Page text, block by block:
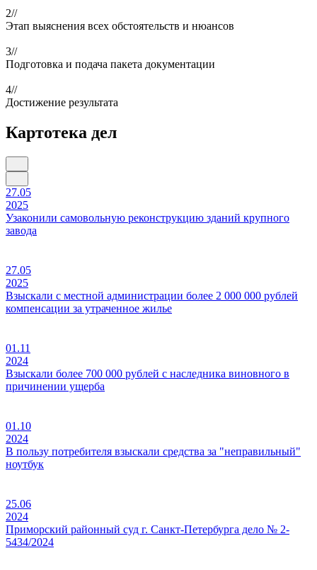
2//
Этап выяснения всех обстоятельств и нюансов
3//
Подготовка и подача пакета документации
4//
Достижение результата
Картотека дел
27.05
2025
Узаконили самовольную реконструкцию зданий крупного
завода
27.05
2025
Взыскали с местной администрации более 2 000 000 рублей
компенсации за утраченное жилье
01.11
2024
Взыскали более 700 000 рублей с наследника виновного в
причинении ущерба
01.10
2024
В пользу потребителя взыскали средства за "неправильный"
ноутбук
25.06
2024
Приморский районный суд г. Санкт-Петербурга дело № 2-
5434/2024